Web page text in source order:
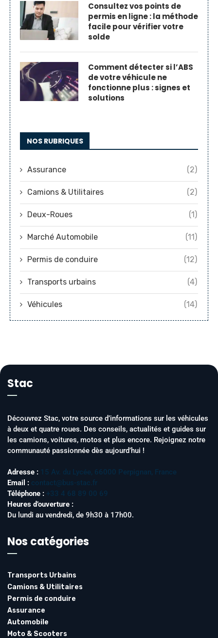
Consultez vos points de
permis en ligne : la méthode
facile pour vérifier votre
solde
Comment détecter si l’ABS
de votre véhicule ne
fonctionne plus : signes et
solutions
NOS RUBRIQUES
Assurance (2)
Camions & Utilitaires (2)
Deux-Roues (1)
Marché Automobile (11)
Permis de conduire (12)
Transports urbains (4)
Véhicules (14)
Stac
Découvrez Stac, votre source d’informations sur les véhicules
à deux et quatre roues. Des conseils, actualités et guides sur
les camions, voitures, motos et plus encore. Rejoignez notre
communauté passionnée dès aujourd’hui !
Adresse : 15 Av. du Lycée, 66000 Perpignan, France
Email : contact@bus-stac.fr
Téléphone : +33 4 68 89 00 69
Heures d’ouverture :
Du lundi au vendredi, de 9h30 à 17h00.
Nos catégories
Transports Urbains
Camions & Utilitaires
Permis de conduire
Assurance
Automobile
Moto & Scooters